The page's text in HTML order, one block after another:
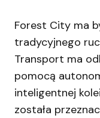
Forest City ma
tradycyjnego
Transport ma
pomocą
inteligentnej
została